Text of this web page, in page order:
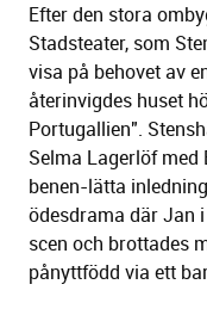
Efter den stora
Stadsteater, som
visa på behovet av
återinvigdes huset
Portugallien".
Selma Lagerlöf
benen-lätta
ödesdrama där Jan
scen och brottades
pånyttfödd via ett